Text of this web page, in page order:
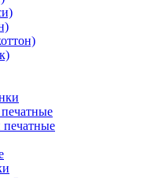
печатные